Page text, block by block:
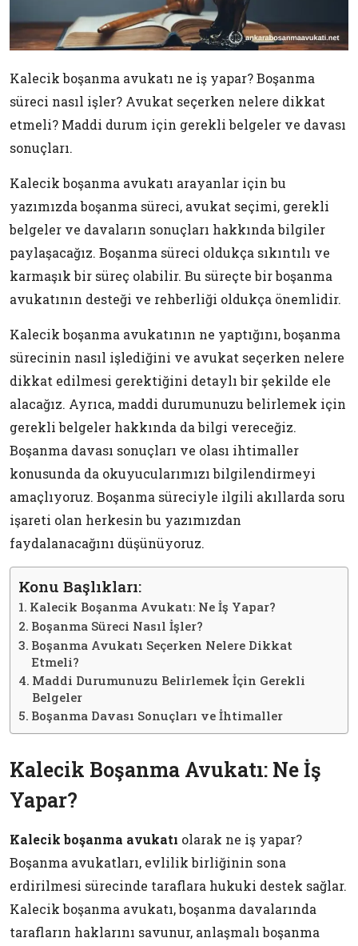
Kalecik boşanma avukatı ne iş yapar? Boşanma
süreci nasıl işler? Avukat seçerken nelere dikkat
etmeli? Maddi durum için gerekli belgeler ve davası
sonuçları.
Kalecik boşanma avukatı arayanlar için bu
yazımızda boşanma süreci, avukat seçimi, gerekli
belgeler ve davaların sonuçları hakkında bilgiler
paylaşacağız. Boşanma süreci oldukça sıkıntılı ve
karmaşık bir süreç olabilir. Bu süreçte bir boşanma
avukatının desteği ve rehberliği oldukça önemlidir.
Kalecik boşanma avukatının ne yaptığını, boşanma
sürecinin nasıl işlediğini ve avukat seçerken nelere
dikkat edilmesi gerektiğini detaylı bir şekilde ele
alacağız. Ayrıca, maddi durumunuzu belirlemek için
gerekli belgeler hakkında da bilgi vereceğiz.
Boşanma davası sonuçları ve olası ihtimaller
konusunda da okuyucularımızı bilgilendirmeyi
amaçlıyoruz. Boşanma süreciyle ilgili akıllarda soru
işareti olan herkesin bu yazımızdan
faydalanacağını düşünüyoruz.
Konu Başlıkları:
Kalecik Boşanma Avukatı: Ne İş Yapar?
Boşanma Süreci Nasıl İşler?
Boşanma Avukatı Seçerken Nelere Dikkat
Etmeli?
Maddi Durumunuzu Belirlemek İçin Gerekli
Belgeler
Boşanma Davası Sonuçları ve İhtimaller
Kalecik Boşanma Avukatı: Ne İş
Yapar?
Kalecik boşanma avukatı olarak ne iş yapar?
Boşanma avukatları, evlilik birliğinin sona
erdirilmesi sürecinde taraflara hukuki destek sağlar.
Kalecik boşanma avukatı, boşanma davalarında
tarafların haklarını savunur, anlaşmalı boşanma